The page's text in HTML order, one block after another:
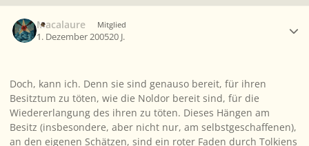
Macalaure Mitglied
1. Dezember 200520 J.
Doch, kann ich. Denn sie sind genauso bereit, für ihren
Besitztum zu töten, wie die Noldor bereit sind, für die
Wiedererlangung des ihren zu töten. Dieses Hängen am
Besitz (insbesondere, aber nicht nur, am selbstgeschaffenen),
an den eigenen Schätzen, sind ein roter Faden durch Tolkiens